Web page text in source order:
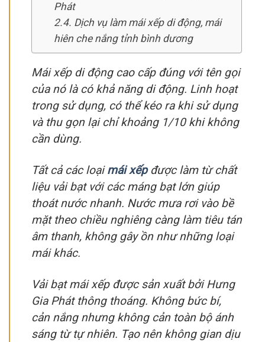
Phát
Dịch vụ làm mái xếp di động, mái
hiên che nắng tỉnh bình dương
Mái xếp di động cao cấp đúng với tên gọi
của nó là có khả năng di động. Linh hoạt
trong sử dụng, có thể kéo ra khi sử dụng
và thu gọn lại chỉ khoảng 1/10 khi không
cần dùng.
Tất cả các loạimái xếpđược làm từ chất
liệu vải bạt với các máng bạt lớn giúp
thoát nước nhanh. Nước mưa rơi vào bề
mặt theo chiều nghiêng càng làm tiêu tán
âm thanh, không gây ồn như những loại
mái khác.
Vải bạt mái xếp được sản xuất bởi Hưng
Gia Phát thông thoáng. Không bức bí,
cản nắng nhưng không cản toàn bộ ánh
sáng từ tự nhiên. Tạo nên không gian dịu